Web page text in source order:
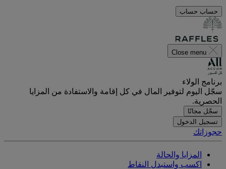
حساب حساب
Close menu
برنامج الولاء
سجّل اليوم لتوفير المال في كل إقامة والاستفادة من المزايا
الحصرية.
سجّل مجانًا
تسجيل الدخول
حجوزاتك
المزايا والحالة
اكسب واستبدل النقاط